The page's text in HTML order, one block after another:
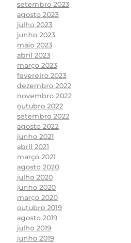
setembro 2023
agosto 2023
julho 2023
junho 2023
maio 2023
abril 2023
março 2023
fevereiro 2023
dezembro 2022
novembro 2022
outubro 2022
setembro 2022
agosto 2022
junho 2021
abril 2021
março 2021
agosto 2020
julho 2020
junho 2020
março 2020
outubro 2019
agosto 2019
julho 2019
junho 2019